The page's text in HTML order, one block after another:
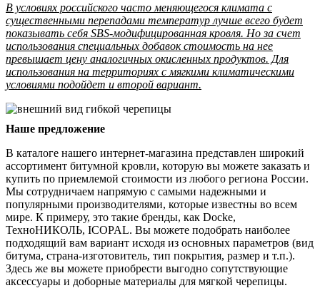
В условиях российского часто меняющегося климата с
существенными перепадами температур лучше всего будет
показывать себя SBS-модифицированная кровля. Но за счет
использования специальных добавок стоимость на нее
превышает цену аналогичных окисленных продуктов. Для
использования на территориях с мягкими климатическими
условиями подойдет и второй вариант.
Наше предложение
В каталоге нашего интернет-магазина представлен широкий
ассортимент битумной кровли, которую вы можете заказать и
купить по приемлемой стоимости из любого региона России.
Мы сотрудничаем напрямую с самыми надежными и
популярными производителями, которые известны во всем
мире. К примеру, это такие бренды, как Docke,
ТехноНИКОЛЬ, ICOPAL. Вы можете подобрать наиболее
подходящий вам вариант исходя из основных параметров (вид
битума, страна-изготовитель, тип покрытия, размер и т.п.).
Здесь же вы можете приобрести выгодно сопутствующие
аксессуары и доборные материалы для мягкой черепицы.